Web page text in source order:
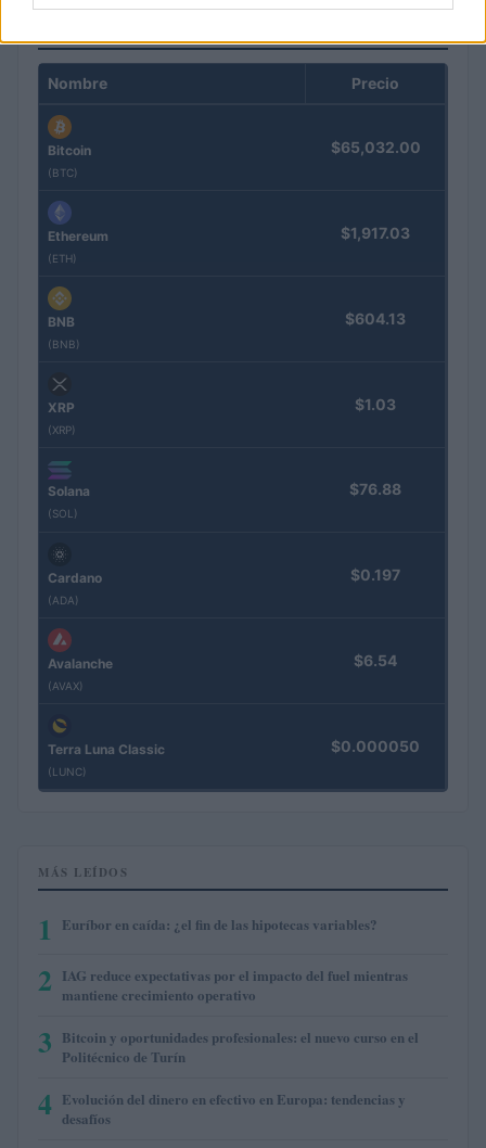
Nombre Precio
Bitcoin
(BTC)
$65,032.00
Ethereum
(ETH)
$1,917.03
BNB
(BNB)
$604.13
XRP
(XRP)
$1.03
Solana
(SOL)
$76.88
Cardano
(ADA)
$0.197
Avalanche
(AVAX)
$6.54
Terra Luna Classic
(LUNC)
$0.000050
MÁS LEÍDOS
1 Euríbor en caída: ¿el fin de las hipotecas variables?
2 IAG reduce expectativas por el impacto del fuel mientras
mantiene crecimiento operativo
3 Bitcoin y oportunidades profesionales: el nuevo curso en el
Politécnico de Turín
4 Evolución del dinero en efectivo en Europa: tendencias y
desafíos